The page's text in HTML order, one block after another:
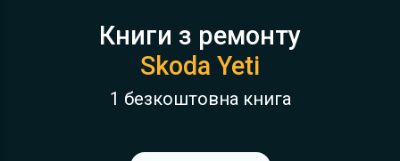
Книги з ремонту
Skoda Yeti
1 безкоштовна книга